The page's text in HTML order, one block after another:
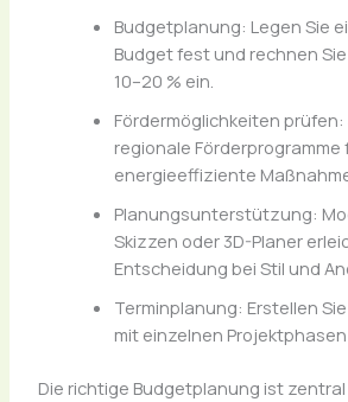
Budgetplanung: Legen Sie
Budget fest und rechnen
10–20 % ein.
Fördermöglichkeiten
regionale Förderprogramme
energieeffiziente
Planungsunterstützung:
Skizzen oder 3D-Planer
Entscheidung bei Stil und
Terminplanung: Erstellen
mit einzelnen
Die richtige Budgetplanung ist zentral